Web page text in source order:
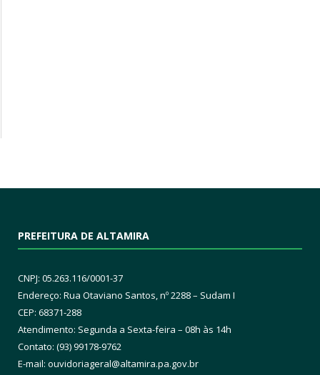
PREFEITURA DE ALTAMIRA
CNPJ: 05.263.116/0001-37
Endereço: Rua Otaviano Santos, nº 2288 – Sudam I
CEP: 68371-288
Atendimento: Segunda a Sexta-feira – 08h às 14h
Contato: (93) 99178-9762
E-mail: ouvidoriageral@altamira.pa.gov.br